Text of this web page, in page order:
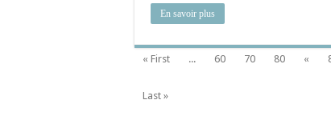
En savoir plus
« First ... 60 70 80 «
Last »